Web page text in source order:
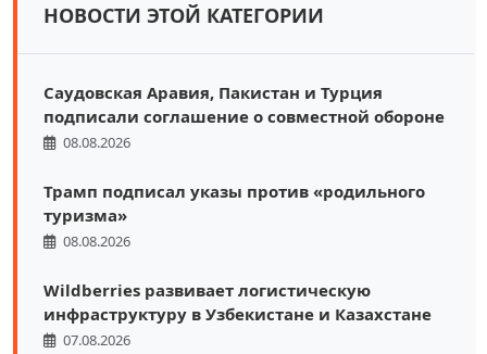
НОВОСТИ ЭТОЙ КАТЕГОРИИ
Саудовская Аравия, Пакистан и Турция
подписали соглашение о совместной обороне
08.08.2026
Трамп подписал указы против «родильного
туризма»
08.08.2026
Wildberries развивает логистическую
инфраструктуру в Узбекистане и Казахстане
07.08.2026